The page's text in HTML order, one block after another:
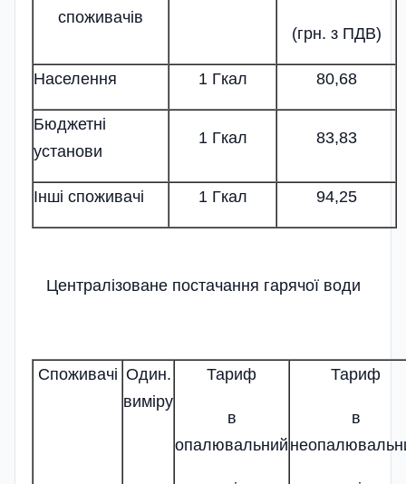
споживачів
(грн. з ПДВ)
Населення 1 Гкал 80,68
Бюджетні
установи
1 Гкал 83,83
Інші споживачі 1 Гкал 94,25
Централізоване постачання гарячої води
Споживачі Один.
виміру
Тариф
в
опалювальний
Тариф
в